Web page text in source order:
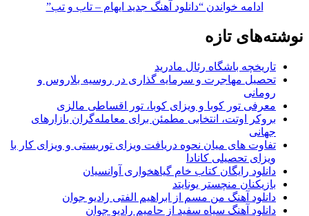
ادامه خواندن “دانلود آهنگ جدید ایهام – تاب و تب”
نوشته‌های تازه
تاریخچه باشگاه رئال مادرید
تحصیل مهاجرت و سرمایه گذاری در روسیه بلاروس و
رومانی
معرفی تور کوبا و ویزای کوبا، تور اقساطی مالزی
بروکر اوتت، انتخابی مطمئن برای معامله‌گران بازارهای
جهانی
تفاوت های میان نحوه دریافت ویزای توریستی و ویزای کار با
ویزای تحصیلی کانادا
دانلود رایگان کتاب خام گیاهخواری آوانسیان
بازیکنان منچستر یونایتد
دانلود آهنگ من مسم از ابراهیم الفتی رادیو جوان
دانلود آهنگ سیاه سفید از حامیم رادیو جوان